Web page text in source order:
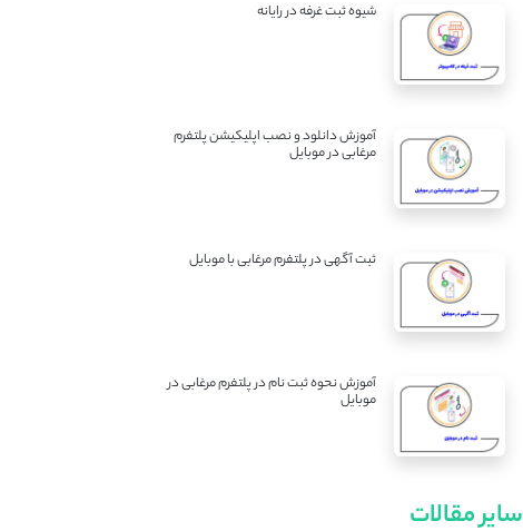
شیوه ثبت غرفه در رایانه
آموزش دانلود و نصب اپلیکیشن پلتفرم
مرغابی در موبایل
ثبت آگهی در پلتفرم مرغابی با موبایل
آموزش نحوه ثبت نام در پلتفرم مرغابی در
موبایل
سایر مقالات